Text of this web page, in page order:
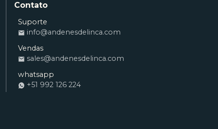
Contato
Suporte
info@andenesdelinca.com
Vendas
sales@andenesdelinca.com
whatsapp
+51 992 126 224